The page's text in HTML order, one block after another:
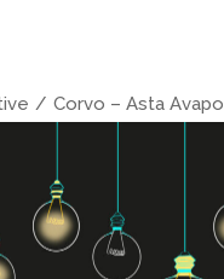
Corvo – Asta Avapo